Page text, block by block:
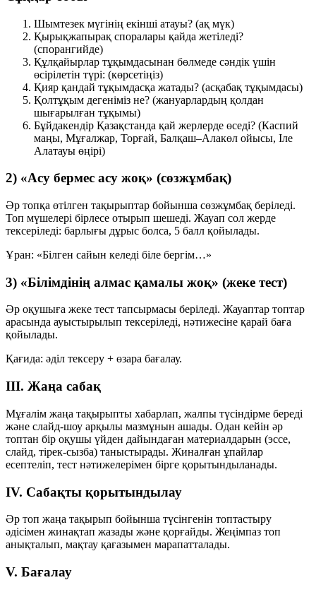
Шымтезек мүгінің екінші атауы? (ақ мүк)
Қырықжапырақ споралары қайда жетіледі?
(спорангийде)
Құлқайырлар тұқымдасынан бөлмеде сәндік үшін
өсірілетін түрі: (көрсетіңіз)
Қияр қандай тұқымдасқа жатады? (асқабақ тұқымдасы)
Қолтұқым дегеніміз не? (жануарлардың қолдан
шығарылған тұқымы)
Бұйдакендір Қазақстанда қай жерлерде өседі? (Каспий
маңы, Мұғалжар, Торғай, Балқаш–Алакөл ойысы, Іле
Алатауы өңірі)
2) «Асу бермес асу жоқ» (сөзжұмбақ)
Әр топқа өтілген тақырыптар бойынша сөзжұмбақ беріледі.
Топ мүшелері бірлесе отырып шешеді. Жауап сол жерде
тексеріледі: барлығы дұрыс болса, 5 балл қойылады.
Ұран: «Білген сайын келеді біле бергім…»
3) «Білімдінің алмас қамалы жоқ» (жеке тест)
Әр оқушыға жеке тест тапсырмасы беріледі. Жауаптар топтар
арасында ауыстырылып тексеріледі, нәтижесіне қарай баға
қойылады.
Қағида: әділ тексеру + өзара бағалау.
III. Жаңа сабақ
Мұғалім жаңа тақырыпты хабарлап, жалпы түсіндірме береді
және слайд-шоу арқылы мазмұнын ашады. Одан кейін әр
топтан бір оқушы үйден дайындаған материалдарын (эссе,
слайд, тірек-сызба) таныстырады. Жиналған ұпайлар
есептеліп, тест нәтижелерімен бірге қорытындыланады.
IV. Сабақты қорытындылау
Әр топ жаңа тақырып бойынша түсінгенін топтастыру
әдісімен жинақтап жазады және қорғайды. Жеңімпаз топ
анықталып, мақтау қағазымен марапатталады.
V. Бағалау